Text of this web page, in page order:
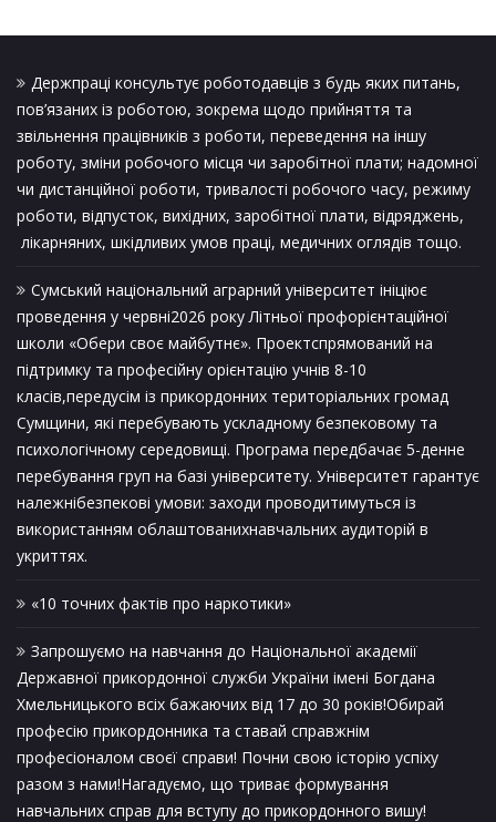
Держпраці консультує роботодавців з будь яких питань,
пов’язаних із роботою, зокрема щодо прийняття та
звільнення працівників з роботи, переведення на іншу
роботу, зміни робочого місця чи заробітної плати; надомної
чи дистанційної роботи, тривалості робочого часу, режиму
роботи, відпусток, вихідних, заробітної плати, відряджень,
лікарняних, шкідливих умов праці, медичних оглядів тощо.
Сумський національний аграрний університет ініціює
проведення у червні2026 року Літньої профорієнтаційної
школи «Обери своє майбутнє». Проектспрямований на
підтримку та професійну орієнтацію учнів 8-10
класів,передусім із прикордонних територіальних громад
Сумщини, які перебувають ускладному безпековому та
психологічному середовищі. Програма передбачає 5-денне
перебування груп на базі університету. Університет гарантує
належнібезпекові умови: заходи проводитимуться із
використанням облаштованихнавчальних аудиторій в
укриттях.
«10 точних фактів про наркотики»
Запрошуємо на навчання до Національної академії
Державної прикордонної служби України імені Богдана
Хмельницького всіх бажаючих від 17 до 30 років!Обирай
професію прикордонника та ставай справжнім
професіоналом своєї справи! Почни свою історію успіху
разом з нами!Нагадуємо, що триває формування
навчальних справ для вступу до прикордонного вишу!